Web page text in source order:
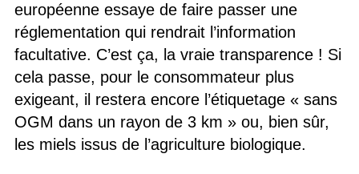
européenne essaye de faire passer une
réglementation qui rendrait l’information
facultative. C’est ça, la vraie transparence ! Si
cela passe, pour le consommateur plus
exigeant, il restera encore l’étiquetage « sans
OGM dans un rayon de 3 km » ou, bien sûr,
les miels issus de l’agriculture biologique.